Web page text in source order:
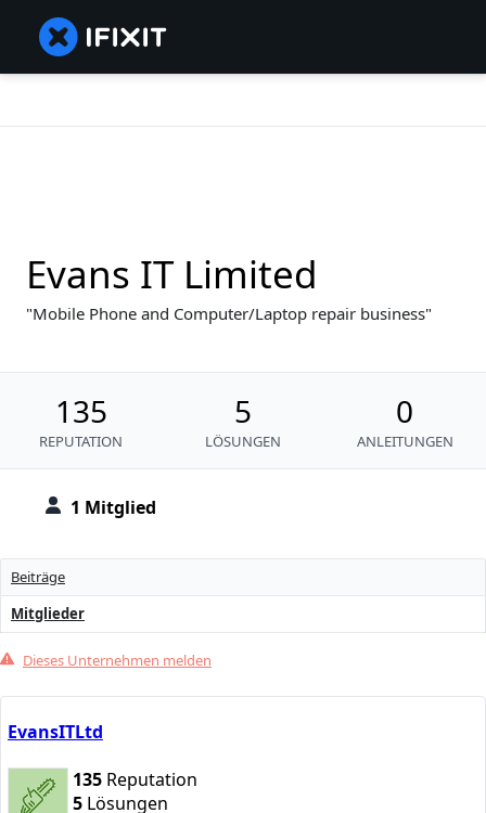
1 Mitglied
Evans IT Limited
Mobile Phone and Computer/Laptop repair business
135
REPUTATION
5
LÖSUNGEN
0
ANLEITUNGEN
Beiträge
Mitglieder
Dieses Unternehmen melden
EvansITLtd
135 Reputation
5 Lösungen